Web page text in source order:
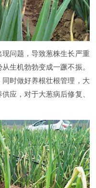
问题，导致葱株生长严重
生机勃勃变成一蹶不振。
时做好养根壮根管理，大
应，对于大葱病后修复、